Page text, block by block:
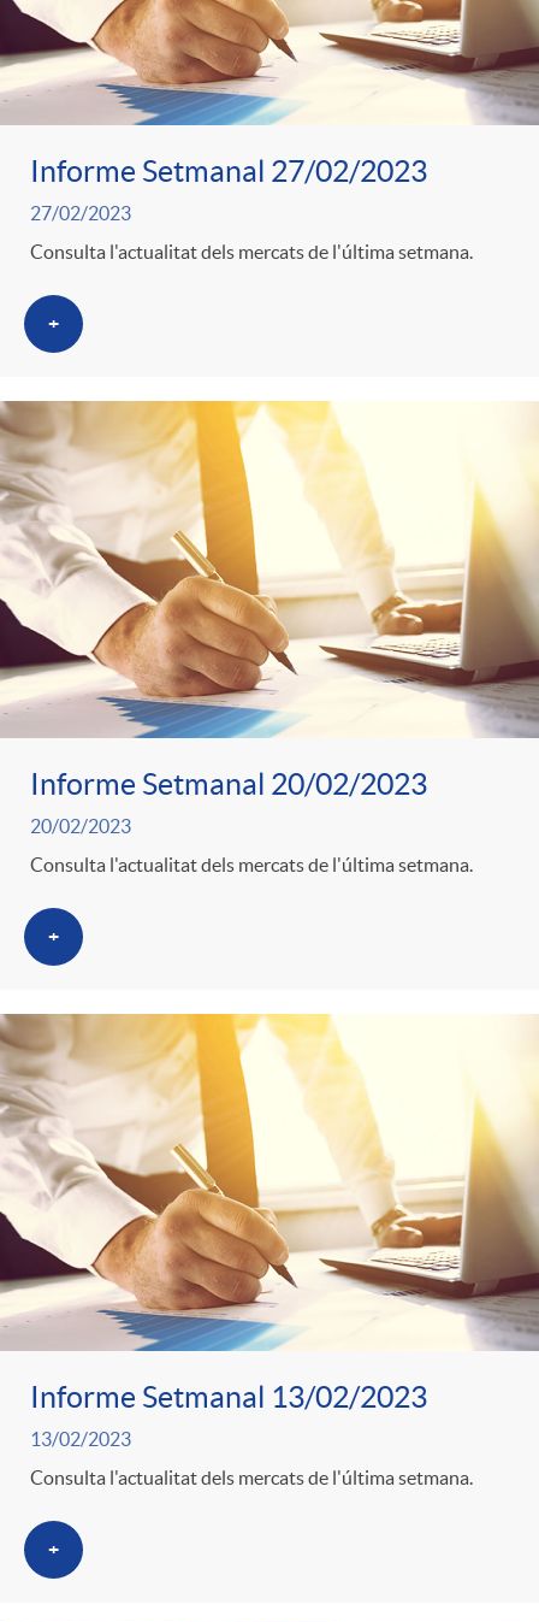
Informe Setmanal 27/02/2023
27/02/2023
Consulta l'actualitat dels mercats de l'última setmana.
+
Informe Setmanal 20/02/2023
20/02/2023
Consulta l'actualitat dels mercats de l'última setmana.
+
Informe Setmanal 13/02/2023
13/02/2023
Consulta l'actualitat dels mercats de l'última setmana.
+